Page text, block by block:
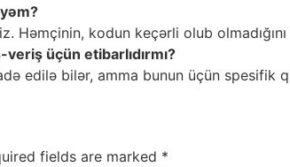
Həmçinin, kodun keçərli olub
üçün etibarlıdırmı?
edilə bilər, amma bunun üçün spesifik
fields are marked *